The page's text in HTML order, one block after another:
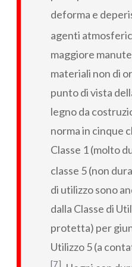
deforma e
agenti
maggiore
materiali non di
punto di vista
legno da
norma in cinque
Classe 1 (molto
classe 5 (non
di utilizzo sono
dalla Classe di
protetta) per
Utilizzo 5 (a
[7]